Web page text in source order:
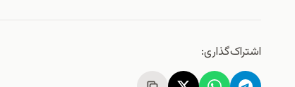
اشتراک‌گذاری: